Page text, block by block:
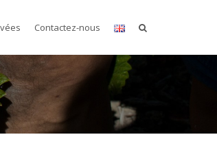
Contactez-nous